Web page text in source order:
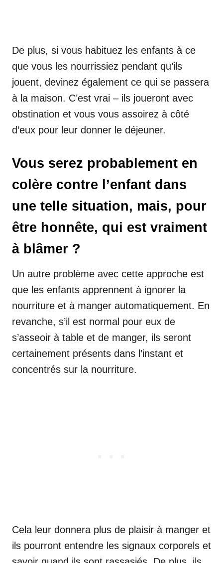
De plus, si vous habituez les enfants à ce
que vous les nourrissiez pendant qu’ils
jouent, devinez également ce qui se passera
à la maison. C’est vrai – ils joueront avec
obstination et vous vous assoirez à côté
d’eux pour leur donner le déjeuner.
Vous serez probablement en
colère contre l’enfant dans
une telle situation, mais, pour
être honnête, qui est vraiment
à blâmer ?
Un autre problème avec cette approche est
que les enfants apprennent à ignorer la
nourriture et à manger automatiquement. En
revanche, s’il est normal pour eux de
s’asseoir à table et de manger, ils seront
certainement présents dans l’instant et
concentrés sur la nourriture.
Cela leur donnera plus de plaisir à manger et
ils pourront entendre les signaux corporels et